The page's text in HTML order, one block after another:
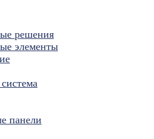
решения
элементы
панели